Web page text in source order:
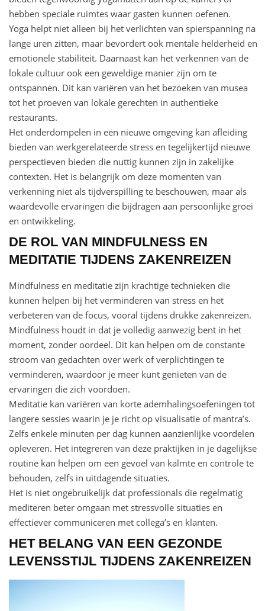
hebben speciale ruimtes waar gasten kunnen oefenen.
Yoga helpt niet alleen bij het verlichten van spierspanning na
lange uren zitten, maar bevordert ook mentale helderheid en
emotionele stabiliteit. Daarnaast kan het verkennen van de
lokale cultuur ook een geweldige manier zijn om te
ontspannen. Dit kan variëren van het bezoeken van musea
tot het proeven van lokale gerechten in authentieke
restaurants.
Het onderdompelen in een nieuwe omgeving kan afleiding
bieden van werkgerelateerde stress en tegelijkertijd nieuwe
perspectieven bieden die nuttig kunnen zijn in zakelijke
contexten. Het is belangrijk om deze momenten van
verkenning niet als tijdverspilling te beschouwen, maar als
waardevolle ervaringen die bijdragen aan persoonlijke groei
en ontwikkeling.
DE ROL VAN MINDFULNESS EN
MEDITATIE TIJDENS ZAKENREIZEN
Mindfulness en meditatie zijn krachtige technieken die
kunnen helpen bij het verminderen van stress en het
verbeteren van de focus, vooral tijdens drukke zakenreizen.
Mindfulness houdt in dat je volledig aanwezig bent in het
moment, zonder oordeel. Dit kan helpen om de constante
stroom van gedachten over werk of verplichtingen te
verminderen, waardoor je meer kunt genieten van de
ervaringen die zich voordoen.
Meditatie kan variëren van korte ademhalingsoefeningen tot
langere sessies waarin je je richt op visualisatie of mantra’s.
Zelfs enkele minuten per dag kunnen aanzienlijke voordelen
opleveren. Het integreren van deze praktijken in je dagelijkse
routine kan helpen om een gevoel van kalmte en controle te
behouden, zelfs in uitdagende situaties.
Het is niet ongebruikelijk dat professionals die regelmatig
mediteren beter omgaan met stressvolle situaties en
effectiever communiceren met collega’s en klanten.
HET BELANG VAN EEN GEZONDE
LEVENSSTIJL TIJDENS ZAKENREIZEN